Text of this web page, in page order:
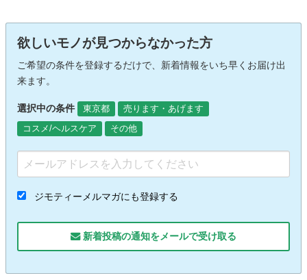
欲しいモノが見つからなかった方
ご希望の条件を登録するだけで、新着情報をいち早くお届け出
来ます。
選択中の条件 東京都
売ります・あげます
コスメ/ヘルスケア
その他
ジモティーメルマガにも登録する
新着投稿の通知をメールで受け取る